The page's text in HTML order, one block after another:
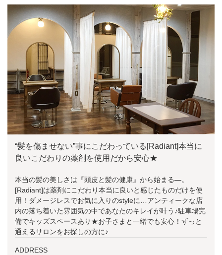
“髪を傷ませない”事にこだわっている[Radiant]本当に
良いこだわりの薬剤を使用だから安心★
本当の髪の美しさは『頭皮と髪の健康』から始まる―。
[Radiant]は薬剤にこだわり本当に良いと感じたものだけを使
用！ダメージレスでお気に入りのstyleに…アンティークな店
内の落ち着いた雰囲気の中であなたのキレイが叶う♪駐車場完
備でキッズスペースあり★お子さまと一緒でも安心！ずっと
通えるサロンをお探しの方に♪
ADDRESS